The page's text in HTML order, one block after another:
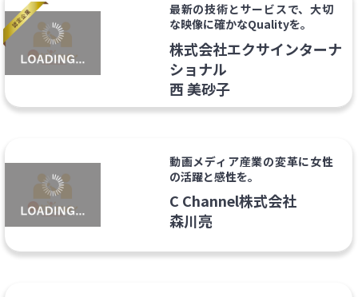
最新の技術とサービスで、大切
な映像に確かなQualityを。
株式会社エクサインターナ
ショナル
西 美砂子
動画メディア産業の変革に女性
の活躍と感性を。
C Channel株式会社
森川亮